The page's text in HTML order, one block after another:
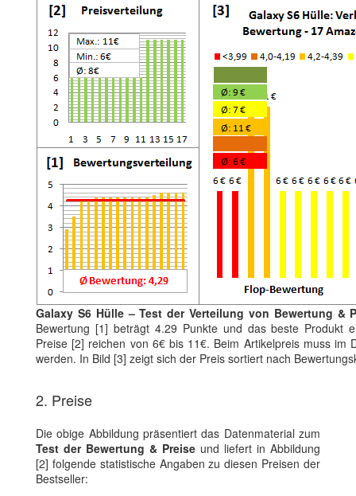
Galaxy S6 Hülle – Test der Verteilung von Bewertung &
Bewertung [1] beträgt 4.29 Punkte und das beste Produkt
Preise [2] reichen von 6€ bis 11€. Beim Artikelpreis muss im
werden. In Bild [3] zeigt sich der Preis sortiert nach
2. Preise
Die obige Abbildung präsentiert das Datenmaterial zum
Test der Bewertung & Preise und liefert in Abbildung
[2] folgende statistische Angaben zu diesen Preisen der
Bestseller: